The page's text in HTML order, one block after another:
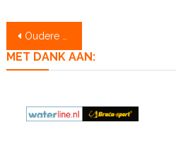
Oudere berichten
MET DANK AAN: